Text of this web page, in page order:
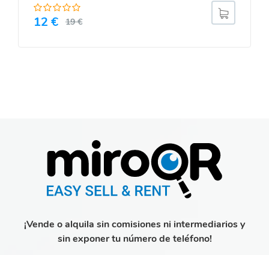
19€
12 €
¡Vende o alquila sin comisiones ni intermediarios y
sin exponer tu número de teléfono!